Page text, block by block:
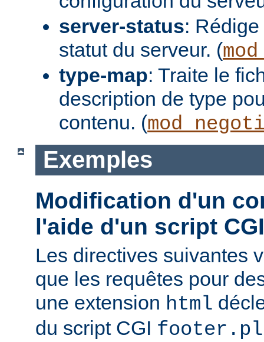
server-status:
statut du serveur. (
type-map: Traite le
description de type
contenu. (
Exemples
Modification d'un
l'aide d'un script CGI
Les directives suivantes
que les requêtes pour
une extension html
du script CGI footer.pl